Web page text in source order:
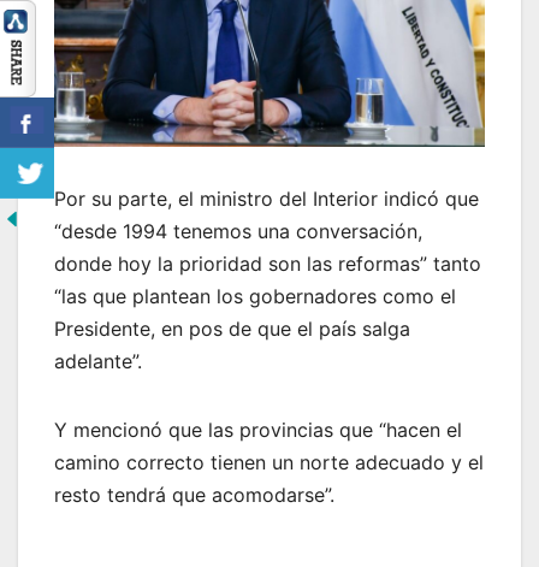
Por su parte, el ministro del Interior indicó que
“desde 1994 tenemos una conversación,
donde hoy la prioridad son las reformas” tanto
“las que plantean los gobernadores como el
Presidente, en pos de que el país salga
adelante”.
Y mencionó que las provincias que “hacen el
camino correcto tienen un norte adecuado y el
resto tendrá que acomodarse”.